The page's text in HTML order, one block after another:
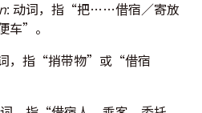
: 动词，指“把……借宿／寄放
车”。
，指“捎带物”或“借宿